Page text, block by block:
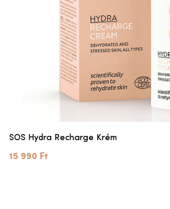
SOS Hydra Recharge Krém
15 990 Ft